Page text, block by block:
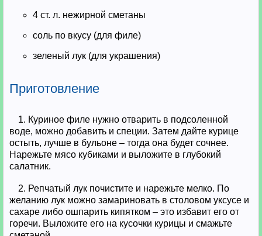
4 ст. л. нежирной сметаны
соль по вкусу (для филе)
зеленый лук (для украшения)
Приготовление
1. Куриное филе нужно отварить в подсоленной
воде, можно добавить и специи. Затем дайте курице
остыть, лучше в бульоне – тогда она будет сочнее.
Нарежьте мясо кубиками и выложите в глубокий
салатник.
2. Репчатый лук почистите и нарежьте мелко. По
желанию лук можно замариновать в столовом уксусе и
сахаре либо ошпарить кипятком – это избавит его от
горечи. Выложите его на кусочки курицы и смажьте